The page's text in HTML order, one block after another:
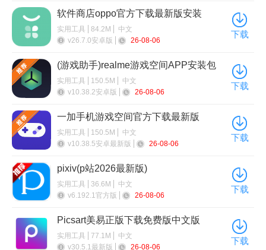
软件商店oppo官方下载最新版安装
实用工具 84.2M
中文
v26.7.0安卓版
26-08-06
下载
(游戏助手)realme游戏空间APP安装包
最新版
实用工具 150.5M
中文
v10.38.2安卓版
26-08-06
下载
一加手机游戏空间官方下载最新版
（OnePlus Games）
实用工具 150.5M
中文
v10.38.5安卓最新版
26-08-06
下载
pixiv(p站2026最新版)
实用工具 36.6M
中文
v6.192.1官方版
26-08-06
下载
Picsart美易正版下载免费版中文版
实用工具 77.1M
中文
v30.5.1最新版
26-08-06
下载